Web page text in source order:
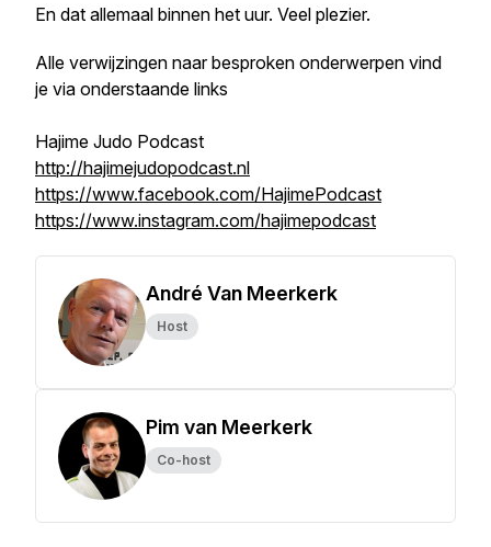
En dat allemaal binnen het uur. Veel plezier.
Alle verwijzingen naar besproken onderwerpen vind
je via onderstaande links
Hajime Judo Podcast
http://hajimejudopodcast.nl
https://www.facebook.com/HajimePodcast
https://www.instagram.com/hajimepodcast
André Van Meerkerk
Host
Pim van Meerkerk
Co-host